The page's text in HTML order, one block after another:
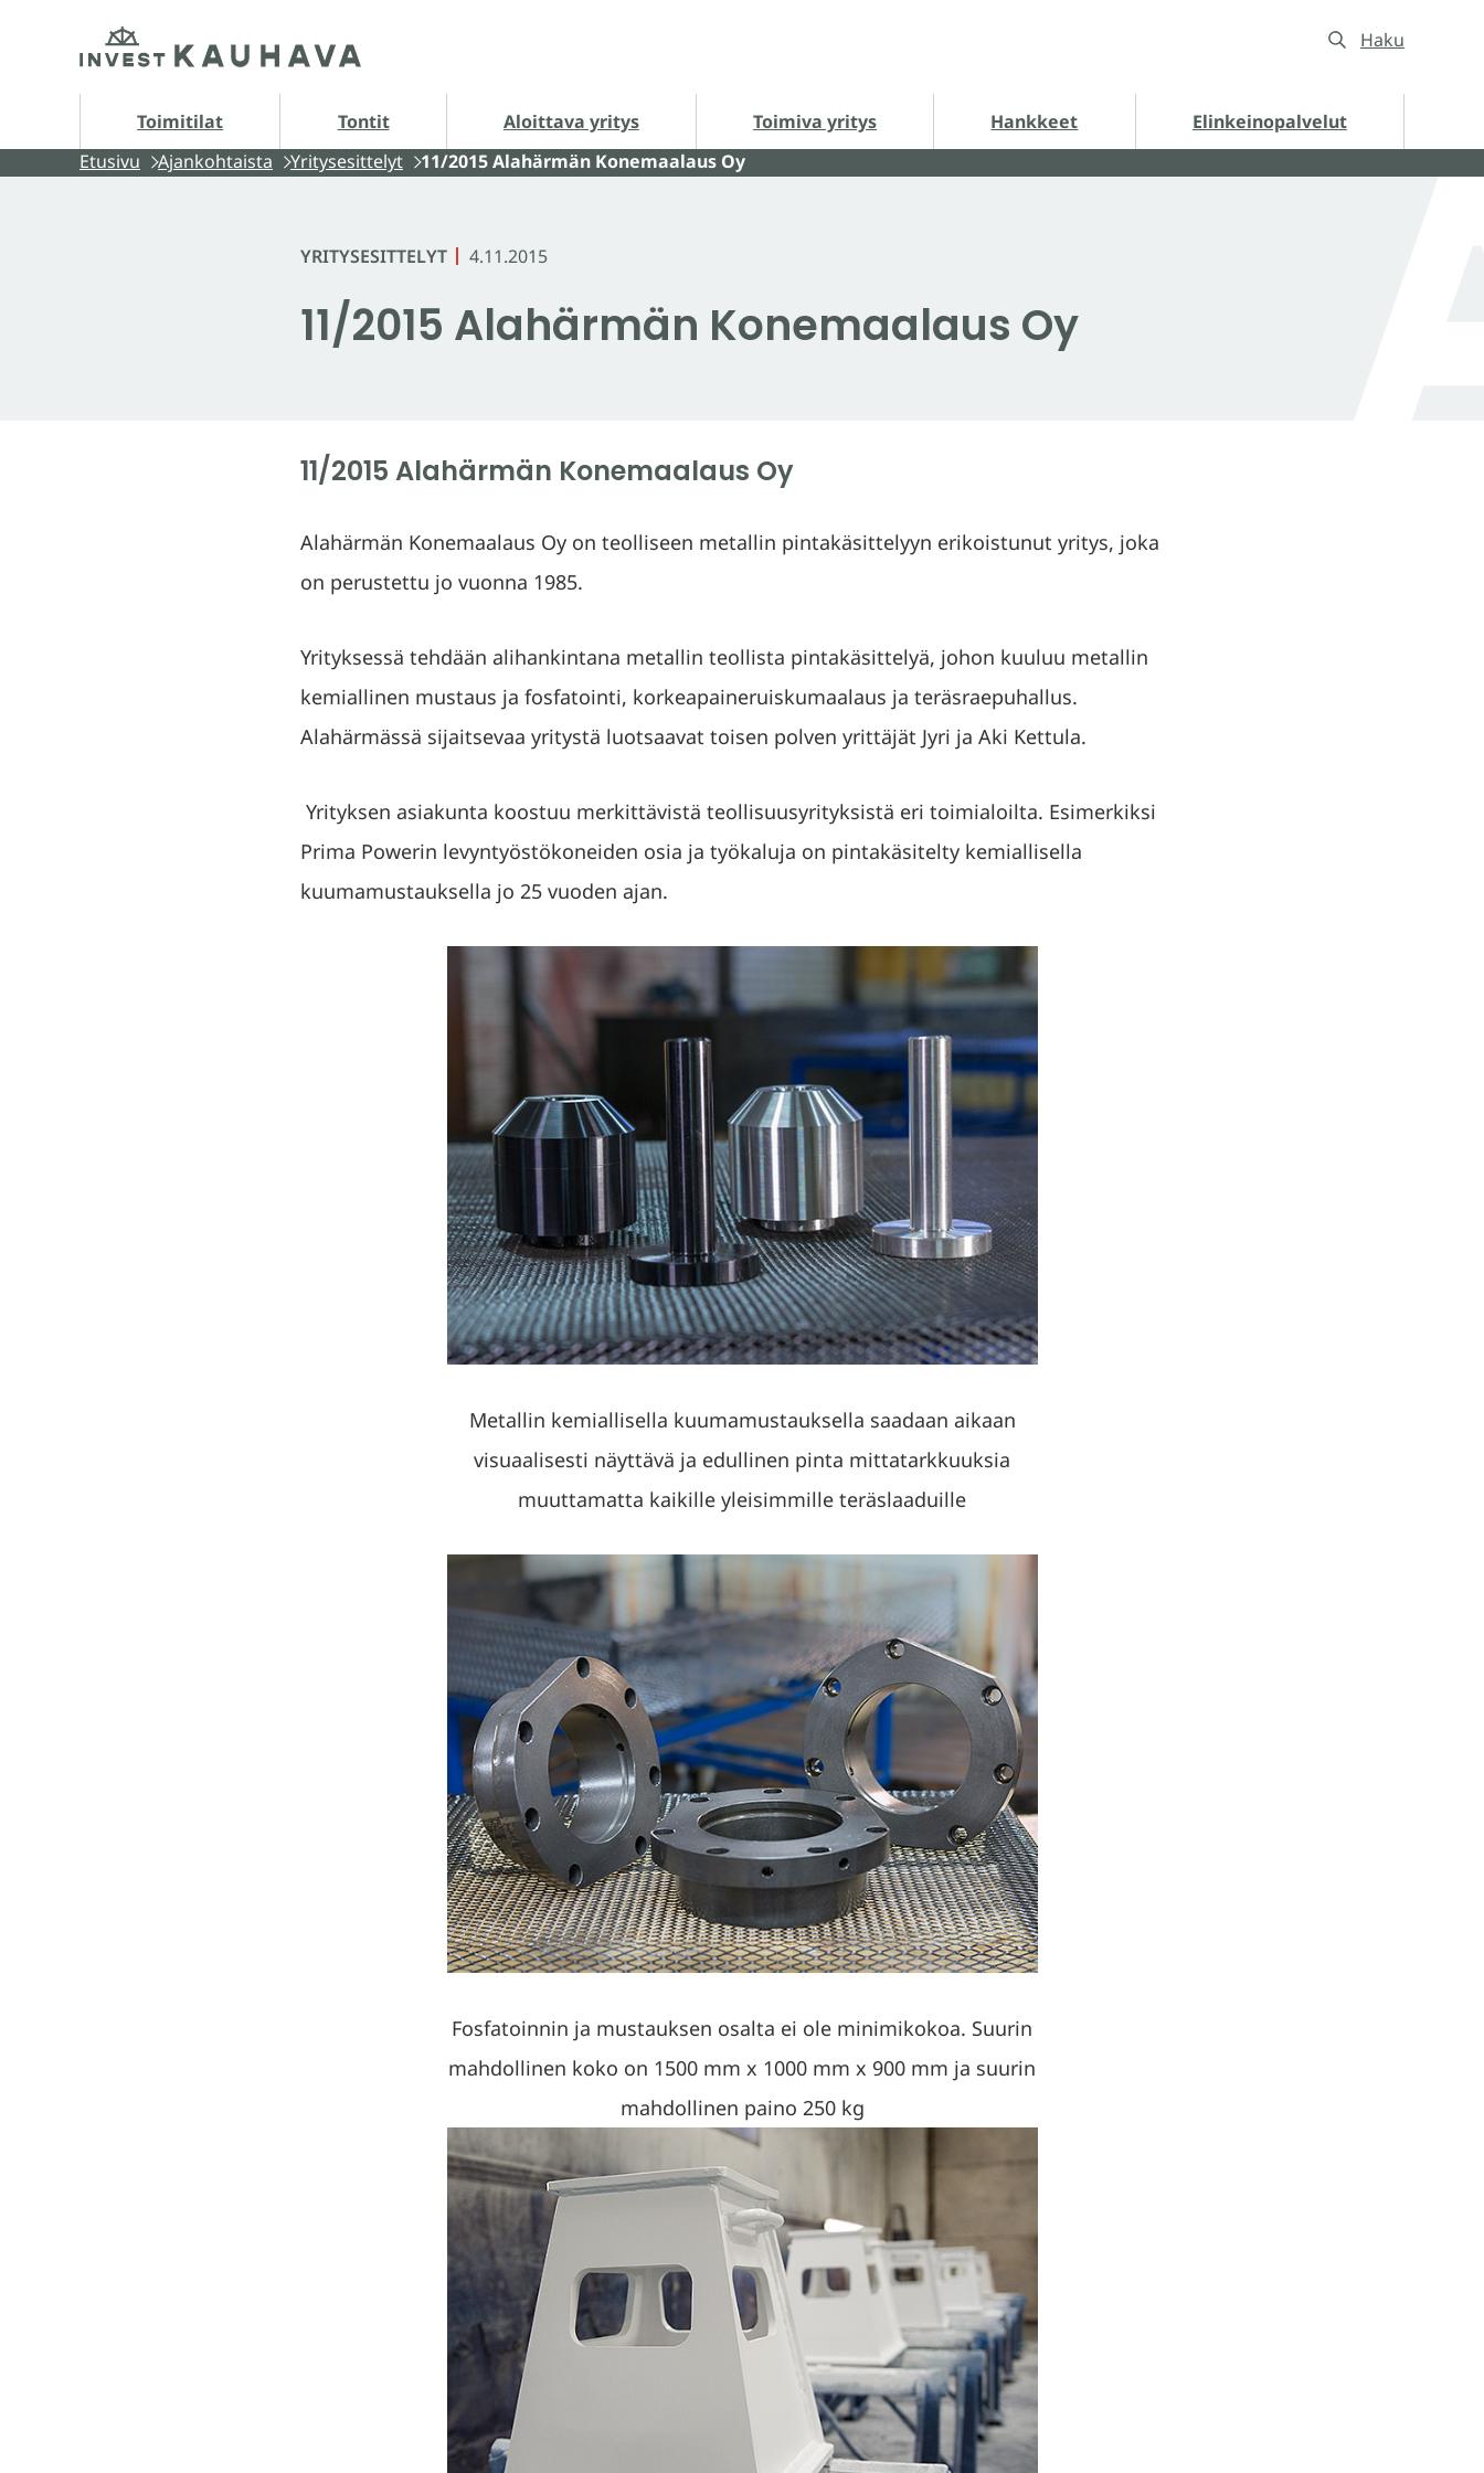
sisältöön
Etusivu Haku
Toimitilat Tontit
Tontit alasivut Aloittava yritys
Aloittava yritys alasivut Toimiva yritys
Toimiva yritys alasivut Hankkeet
Hankkeet alasivut
Elinkeinopalvelut
Etusivu
Ajankohtaista Yritysesittelyt 11/2015 Alahärmän Konemaalaus Oy
YRITYSESITTELYT 4.11.2015
11/2015 Alahärmän Konemaalaus Oy
11/2015 Alahärmän Konemaalaus Oy
Alahärmän Konemaalaus Oy on teolliseen metallin pintakäsittelyyn erikoistunut yritys, joka
on perustettu jo vuonna 1985.
Yrityksessä tehdään alihankintana metallin teollista pintakäsittelyä, johon kuuluu metallin
kemiallinen mustaus ja fosfatointi, korkeapaineruiskumaalaus ja teräsraepuhallus.
Alahärmässä sijaitsevaa yritystä luotsaavat toisen polven yrittäjät Jyri ja Aki Kettula.
Yrityksen asiakunta koostuu merkittävistä teollisuusyrityksistä eri toimialoilta. Esimerkiksi
Prima Powerin levyntyöstökoneiden osia ja työkaluja on pintakäsitelty kemiallisella
kuumamustauksella jo 25 vuoden ajan.
Metallin kemiallisella kuumamustauksella saadaan aikaan
visuaalisesti näyttävä ja edullinen pinta mittatarkkuuksia
muuttamatta kaikille yleisimmille teräslaaduille
Fosfatoinnin ja mustauksen osalta ei ole minimikokoa. Suurin
mahdollinen koko on 1500 mm x 1000 mm x 900 mm ja suurin
mahdollinen paino 250 kg